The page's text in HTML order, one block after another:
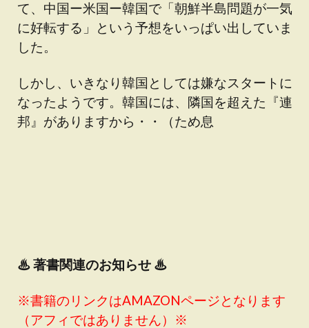
て、中国ー米国ー韓国で「朝鮮半島問題が一気
に好転する」という予想をいっぱい出していま
した。
しかし、いきなり韓国としては嫌なスタートに
なったようです。韓国には、隣国を超えた『連
邦』がありますから・・（ため息
♨著書関連のお知らせ ♨
※書籍のリンクはAMAZONページとなります
（アフィではありません）※